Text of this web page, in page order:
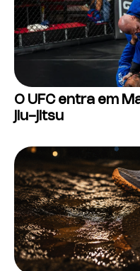
O UFC entra em
jiu-jitsu